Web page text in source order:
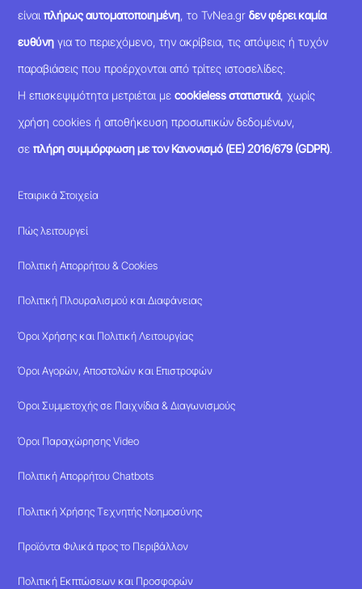
είναιπλήρως αυτοματοποιημένη, το TvNea.grδεν φέρει καμία
ευθύνη για το περιεχόμενο, την ακρίβεια, τις απόψεις ή τυχόν
παραβιάσεις που προέρχονται από τρίτες ιστοσελίδες.
Η επισκεψιμότητα μετριέται μεcookieless στατιστικά, χωρίς
χρήση cookies ή αποθήκευση προσωπικών δεδομένων,
σεπλήρη συμμόρφωση με τον Κανονισμό (ΕΕ) 2016/679 (GDPR).
Εταιρικά Στοιχεία
Πώς λειτουργεί
Πολιτική Απορρήτου & Cookies
Πολιτική Πλουραλισμού και Διαφάνειας
Όροι Χρήσης και Πολιτική Λειτουργίας
Όροι Αγορών, Αποστολών και Επιστροφών
Όροι Συμμετοχής σε Παιχνίδια & Διαγωνισμούς
Όροι Παραχώρησης Video
Πολιτική Απορρήτου Chatbots
Πολιτική Χρήσης Τεχνητής Νοημοσύνης
Προϊόντα Φιλικά προς το Περιβάλλον
Πολιτική Εκπτώσεων και Προσφορών